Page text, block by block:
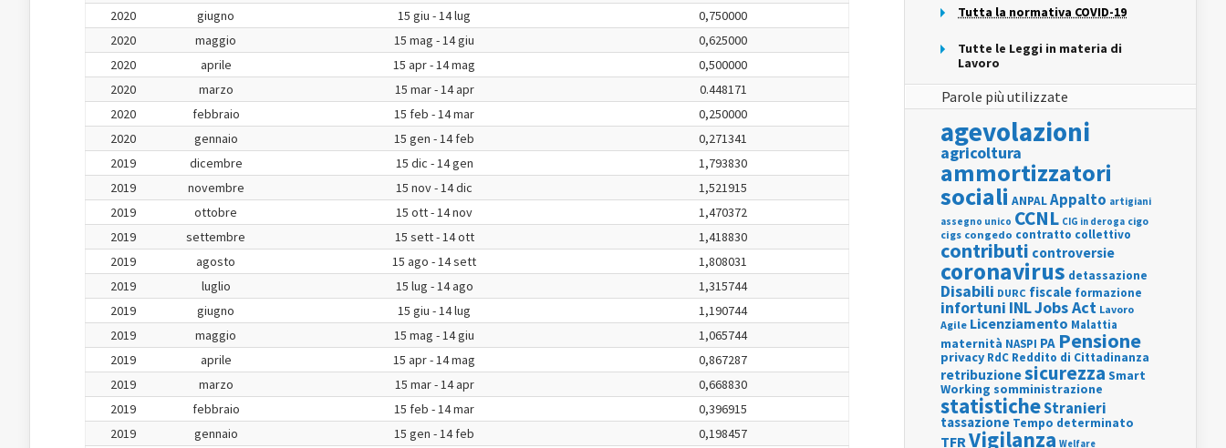
2020
giugno 15 giu - 14 lug
0,750000
2020
maggio 15 mag - 14 giu
0,625000
2020
aprile 15 apr - 14 mag
0,500000
2020
marzo 15 mar - 14 apr
0.448171
2020
febbraio 15 feb - 14 mar
0,250000
2020
gennaio 15 gen - 14 feb
0,271341
2019
dicembre 15 dic - 14 gen
1,793830
2019
novembre 15 nov - 14 dic
1,521915
2019
ottobre 15 ott - 14 nov
1,470372
2019
settembre 15 sett - 14 ott
1,418830
2019
agosto 15 ago - 14 sett
1,808031
2019
luglio 15 lug - 14 ago
1,315744
2019
giugno 15 giu - 14 lug
1,190744
2019
maggio 15 mag - 14 giu
1,065744
2019
aprile 15 apr - 14 mag
0,867287
2019
marzo 15 mar - 14 apr
0,668830
2019
febbraio 15 feb - 14 mar
0,396915
2019
gennaio 15 gen - 14 feb 0,198457
Tutta la normativa COVID-19
Tutte le Leggi in materia di
Lavoro
Parole più utilizzate
agevolazioni
agricoltura
ammortizzatori
sociali ANPALAppalto artigiani
assegno unico CCNL CIG in deroga cigo
cigs congedo contratto collettivo
contributi controversie
coronavirus detassazione
Disabili DURC fiscale formazione
infortuni INLJobs Act Lavoro
Agile Licenziamento Malattia
maternità NASPI PA Pensione
privacy RdC Reddito di Cittadinanza
retribuzionesicurezza Smart
Working somministrazione
statisticheStranieri
tassazione Tempo determinato
TFRVigilanza Welfare